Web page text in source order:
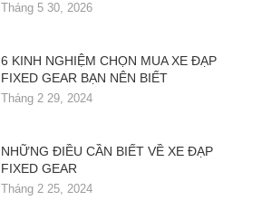
Tháng 5 30, 2026
6 KINH NGHIỆM CHỌN MUA XE ĐẠP
FIXED GEAR BẠN NÊN BIẾT
Tháng 2 29, 2024
NHỮNG ĐIỀU CẦN BIẾT VỀ XE ĐẠP
FIXED GEAR
Tháng 2 25, 2024